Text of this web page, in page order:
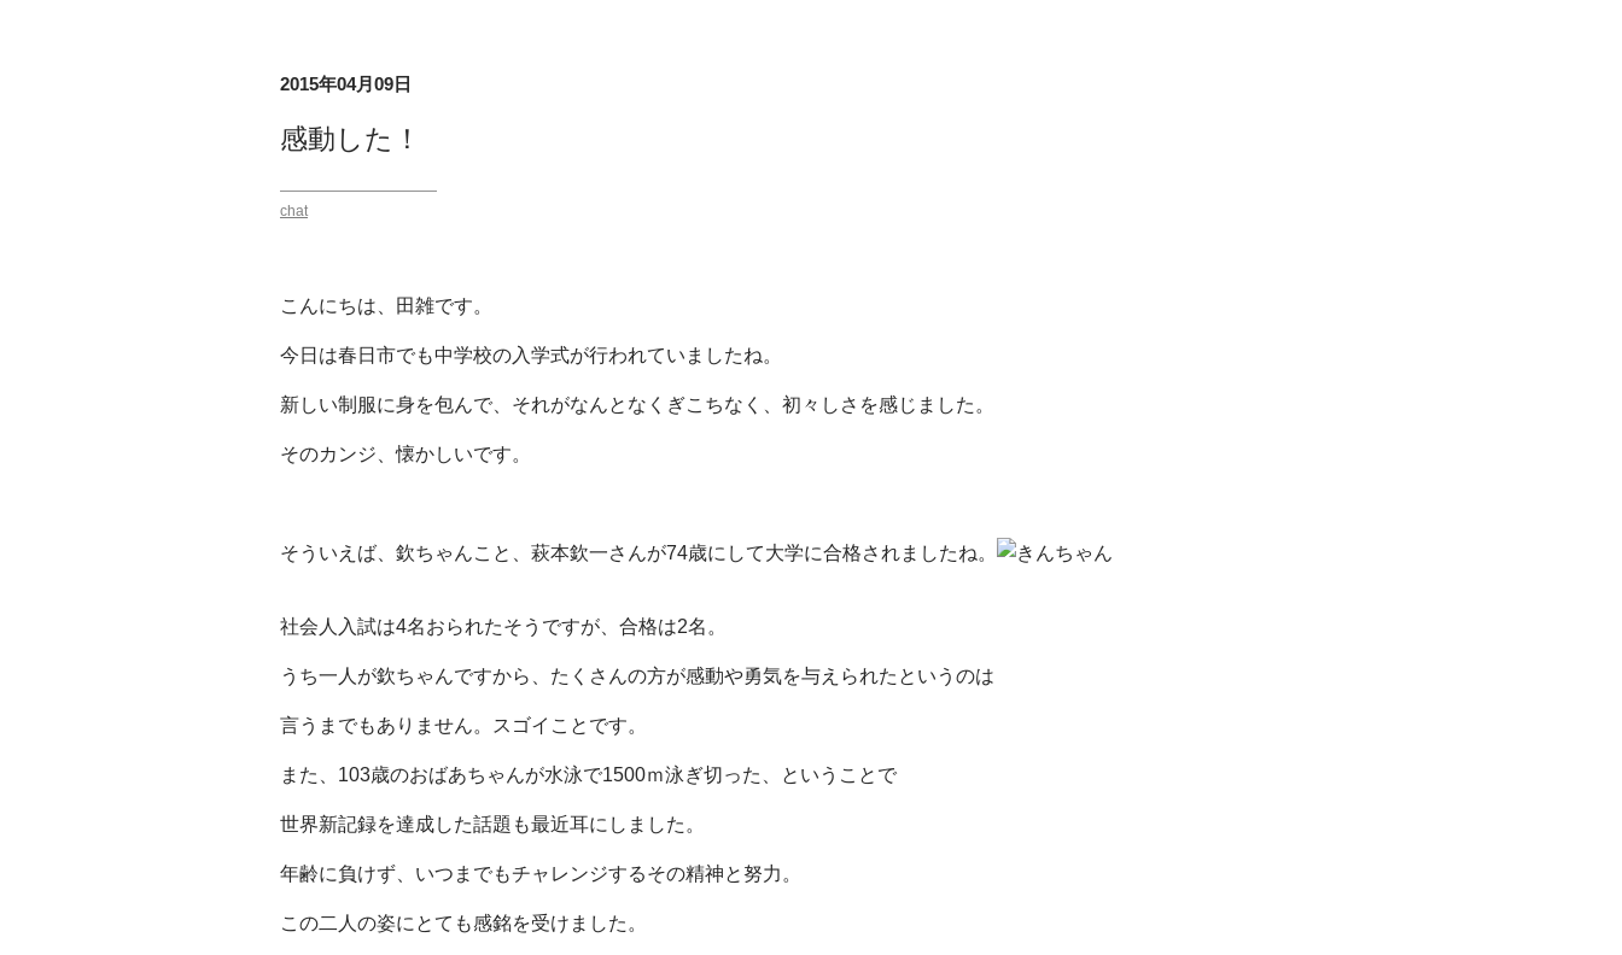
2015年04月09日
感動した！
chat
こんにちは、田雑です。
今日は春日市でも中学校の入学式が行われていましたね。
新しい制服に身を包んで、それがなんとなくぎこちなく、初々しさを感じました。
そのカンジ、懐かしいです。
そういえば、欽ちゃんこと、萩本欽一さんが74歳にして大学に合格されましたね。
社会人入試は4名おられたそうですが、合格は2名。
うち一人が欽ちゃんですから、たくさんの方が感動や勇気を与えられたというのは
言うまでもありません。スゴイことです。
また、103歳のおばあちゃんが水泳で1500ｍ泳ぎ切った、ということで
世界新記録を達成した話題も最近耳にしました。
年齢に負けず、いつまでもチャレンジするその精神と努力。
この二人の姿にとても感銘を受けました。